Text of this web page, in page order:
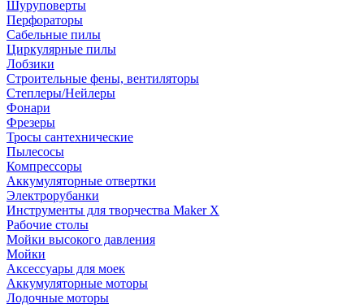
Шуруповерты
Перфораторы
Сабельные пилы
Циркулярные пилы
Лобзики
Строительные фены, вентиляторы
Степлеры/Нейлеры
Фонари
Фрезеры
Тросы сантехнические
Пылесосы
Компрессоры
Аккумуляторные отвертки
Электрорубанки
Инструменты для творчества Maker X
Рабочие столы
Мойки высокого давления
Мойки
Аксессуары для моек
Аккумуляторные моторы
Лодочные моторы